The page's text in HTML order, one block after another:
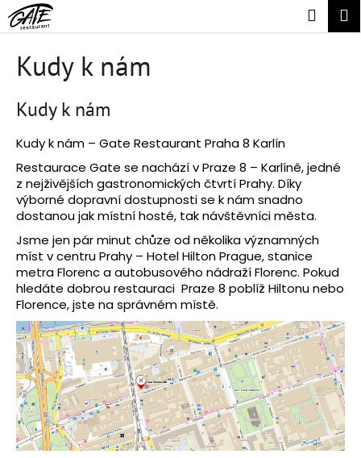
Přejít
na
Kudy k nám
Kudy k nám
Kudy k nám – Gate Restaurant Praha 8 Karlín
Restaurace Gate se nachází v Praze 8 – Karlíně, jedné
z nejživějších gastronomických čtvrtí Prahy. Díky
výborné dopravní dostupnosti se k nám snadno
dostanou jak místní hosté, tak návštěvníci města.
Jsme jen pár minut chůze od několika významných
míst v centru Prahy – Hotel Hilton Prague, stanice
metra Florenc a autobusového nádraží Florenc. Pokud
hledáte dobrou restauraci Praze 8 poblíž Hiltonu nebo
Florence, jste na správném místě.
K
o
o
o
t
ř
e
b
u
j
e
t
e
n
a
j
í
t